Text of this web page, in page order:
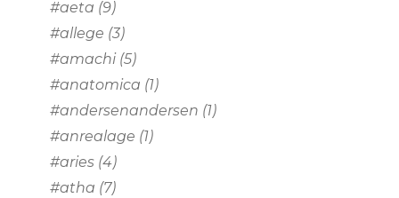
#aeta (9)
#allege (3)
#amachi (5)
#anatomica (1)
#andersenandersen (1)
#anrealage (1)
#aries (4)
#atha (7)